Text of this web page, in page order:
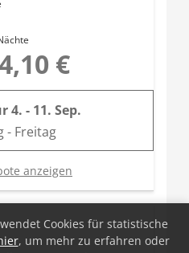
€
4. - 11. Sep.
- Freitag
anzeigen
Cookies für statistische
, um mehr zu erfahren oder